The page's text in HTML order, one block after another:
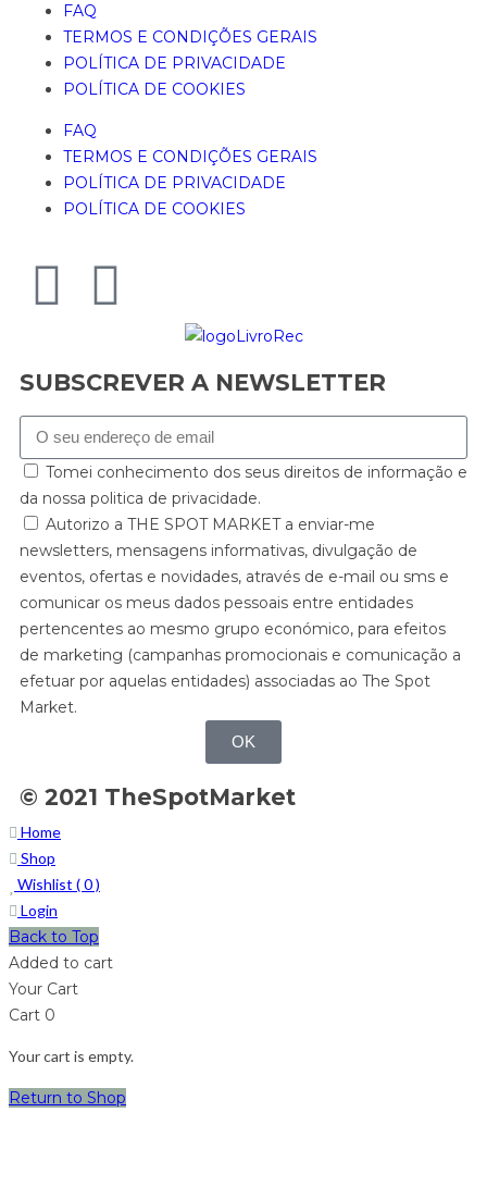
FAQ
TERMOS E CONDIÇÕES GERAIS
POLÍTICA DE PRIVACIDADE
POLÍTICA DE COOKIES
FAQ
TERMOS E CONDIÇÕES GERAIS
POLÍTICA DE PRIVACIDADE
POLÍTICA DE COOKIES
SUBSCREVER A NEWSLETTER
Tomei conhecimento dos seus direitos de informação e
da nossa politica de privacidade.
Autorizo a THE SPOT MARKET a enviar-me
newsletters, mensagens informativas, divulgação de
eventos, ofertas e novidades, através de e-mail ou sms e
comunicar os meus dados pessoais entre entidades
pertencentes ao mesmo grupo económico, para efeitos
de marketing (campanhas promocionais e comunicação a
efetuar por aquelas entidades) associadas ao The Spot
Market.
OK
© 2021 TheSpotMarket
Home
Shop
Wishlist (0)
Login
Back to Top
Added to cart
Your Cart
Cart 0
Your cart is empty.
Return to Shop